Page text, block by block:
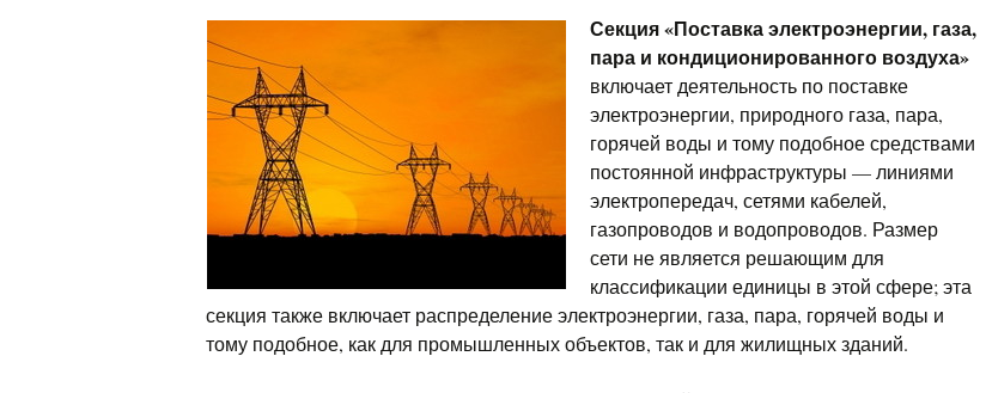
Секция «Поставка электроэнергии, газа,
пара и кондиционированного воздуха»
включает деятельность по поставке
электроэнергии, природного газа, пара,
горячей воды и тому подобное средствами
постоянной инфраструктуры — линиями
электропередач, сетями кабелей,
газопроводов и водопроводов. Размер
сети не является решающим для
классификации единицы в этой сфере; эта
секция также включает распределение электроэнергии, газа, пара, горячей воды и
тому подобное, как для промышленных объектов, так и для жилищных зданий.